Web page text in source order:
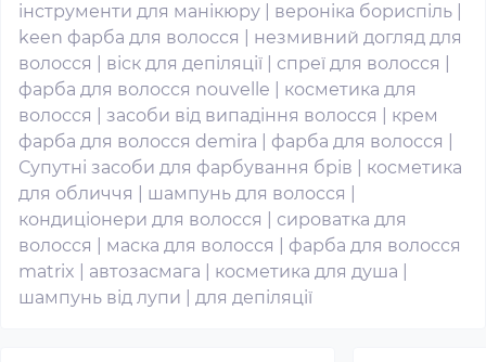
інструменти для манікюру
вероніка бориспіль
keen фарба для волосся
незмивний догляд для
волосся
віск для депіляції спреї для волосся
фарба для волосся nouvelle
косметика для
волосся
засоби від випадіння волосся
крем
фарба для волосся demira
фарба для волосся
Супутні засоби для фарбування брів
косметика
для обличчя
шампунь для волосся
кондиціонери для волосся
сироватка для
волосся
маска для волосся
фарба для волосся
matrix
автозасмага косметика для душа
шампунь від лупи
для депіляції